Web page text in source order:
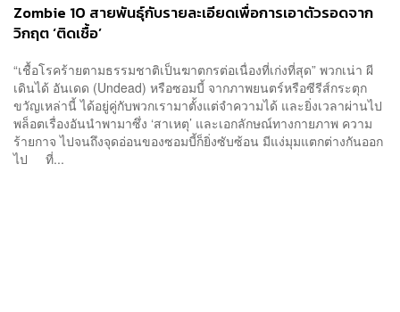
Zombie 10 สายพันธ์ุกับรายละเอียดเพื่อการเอาตัวรอดจาก
วิกฤต ‘ติดเชื้อ’
“เชื้อโรคร้ายตามธรรมชาติเป็นฆาตกรต่อเนื่องที่เก่งที่สุด” พวกเน่า ผี
เดินได้ อันเดด (Undead) หรือซอมบี้ จากภาพยนตร์หรือซีรีส์กระตุก
ขวัญเหล่านี้ ได้อยู่คู่กับพวกเรามาตั้งแต่จำความได้ และยิ่งเวลาผ่านไป
พล็อตเรื่องอันนำพามาซึ่ง ‘สาเหตุ’ และเอกลักษณ์ทางกายภาพ ความ
ร้ายกาจ ไปจนถึงจุดอ่อนของซอมบี้ก็ยิ่งซับซ้อน มีแง่มุมแตกต่างกันออก
ไป ที่...